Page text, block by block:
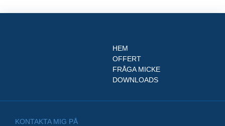
HEM
OFFERT
FRÅGA MICKE
DOWNLOADS
KONTAKTA MIG PÅ